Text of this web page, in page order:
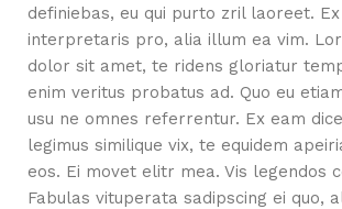
definiebas, eu qui purto zril laoreet.
interpretaris pro, alia illum ea vim.
dolor sit amet, te ridens gloriatur
enim veritus probatus ad. Quo eu
usu ne omnes referrentur. Ex eam
legimus similique vix, te equidem
eos. Ei movet elitr mea. Vis legendos
Fabulas vituperata sadipscing ei quo,